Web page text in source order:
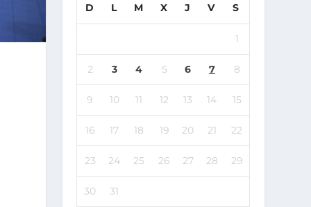
D L M X J V S
1
2 3 4 5 6 7 8
9 10 11 12 13 14 15
16 17 18 19 20 21 22
23 24 25 26 27 28 29
30
31